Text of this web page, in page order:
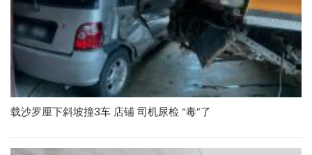
载沙罗厘下斜坡撞3车 店铺 司机尿检 “毒”了